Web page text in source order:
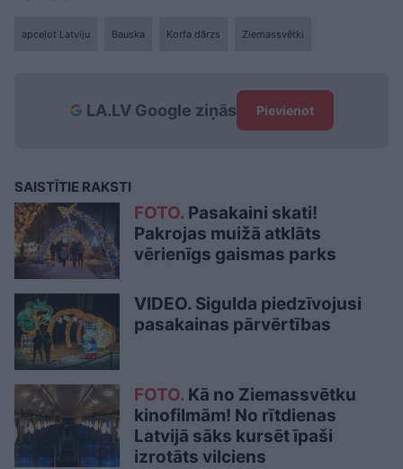
apceļot Latviju Bauska Korfa dārzs Ziemassvētki
LA.LV Google ziņās Pievienot
SAISTĪTIE RAKSTI
FOTO. Pasakaini skati!
Pakrojas muižā atklāts
vērienīgs gaismas parks
VIDEO. Sigulda piedzīvojusi
pasakainas pārvērtības
FOTO. Kā no Ziemassvētku
kinofilmām! No rītdienas
Latvijā sāks kursēt īpaši
izrotāts vilciens